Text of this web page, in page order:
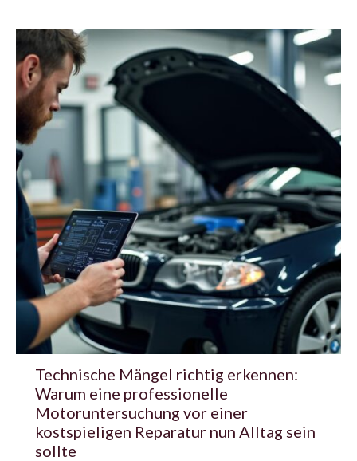
Technische Mängel richtig erkennen:
Warum eine professionelle
Motoruntersuchung vor einer
kostspieligen Reparatur nun Alltag sein
sollte